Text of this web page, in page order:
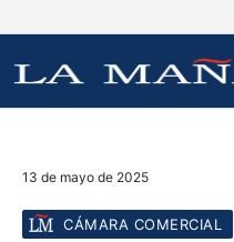
13 de mayo de 2025
CÁMARA COMERCIAL